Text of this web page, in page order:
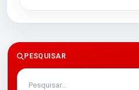
PESQUISAR